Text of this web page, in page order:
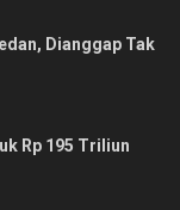
Dianggap Tak
Rp 195 Triliun